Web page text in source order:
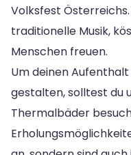
Volksfest
traditionelle Musik,
Menschen freuen.
Um deinen
gestalten, solltest du
Thermalbäder